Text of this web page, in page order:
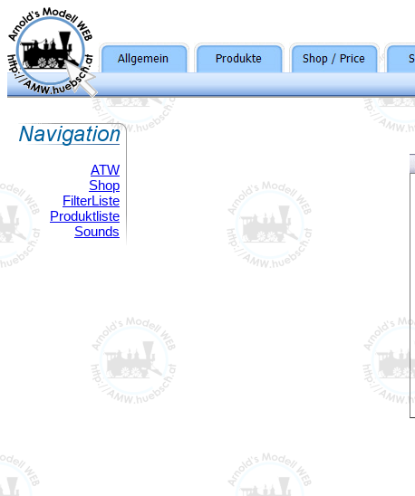
ATW
Shop
FilterListe
Produktliste
Sounds